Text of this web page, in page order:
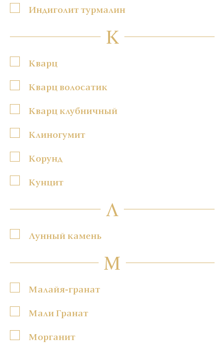
Индиголит турмалин
К
Кварц
Кварц волосатик
Кварц клубничный
Клиногумит
Корунд
Кунцит
Л
Лунный камень
М
Малайя-гранат
Мали Гранат
Морганит